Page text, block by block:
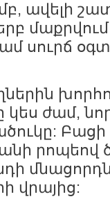
ավելի
սուրճ
ժամ,
Բացի
րոպեով
վրայից: